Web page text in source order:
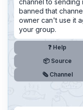
channel to sending
banned that
owner can't use it
your group.
❓ Help
📦 Source
🗞️ Channel